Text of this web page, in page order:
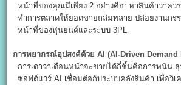
หน้าที่ของคุณมีเพียง 2 อย่างคือ: หาสินค้าว่าคว
ทำการตลาดให้ยอดขายถล่มทลาย ปล่อยงานกร
หน้าที่ของหุ่นยนต์และระบบ 3PL
การพยากรณ์อุปสงค์ด้วย AI (AI-Driven Demand
การเดาว่าเดือนหน้าจะขายได้กี่ชิ้นคือการพนัน ธุ
ซอฟต์แวร์ AI เชื่อมต่อกับระบบคลังสินค้า เพื่อวิ